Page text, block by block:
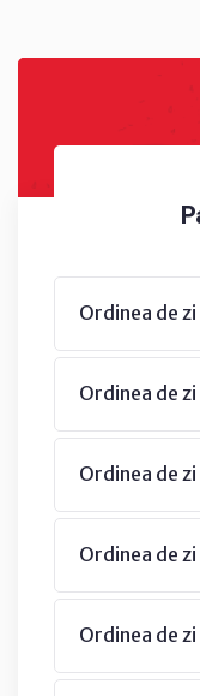
Ordinea de
Ordinea de
Ordinea de
Ordinea de
Ordinea de